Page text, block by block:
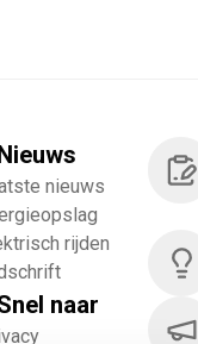
nieuws
rijden
naar